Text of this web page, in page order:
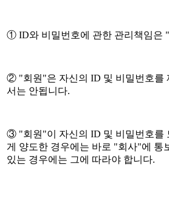
① ID와 비밀번호에 관한 관리책임은
② "회원"은 자신의 ID 및 비밀번호를
서는 안됩니다.
③ "회원"이 자신의 ID 및 비밀번호를
게 양도한 경우에는 바로 "회사"에 통
있는 경우에는 그에 따라야 합니다.